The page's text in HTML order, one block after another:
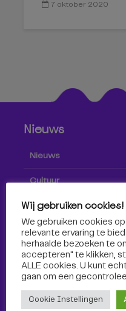
7 oktober 2020
Nieuws
Nieuws
Cultuur
Sport
Wij gebruiken cookies!
We gebruiken cookies
relevante ervaring te
herhaalde bezoeken te
accepteren" te klikken,
ALLE cookies. U kunt
gaan om een
Cookie Instellingen